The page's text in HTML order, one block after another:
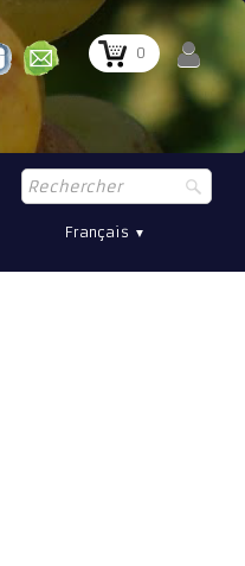
0
Français ▼